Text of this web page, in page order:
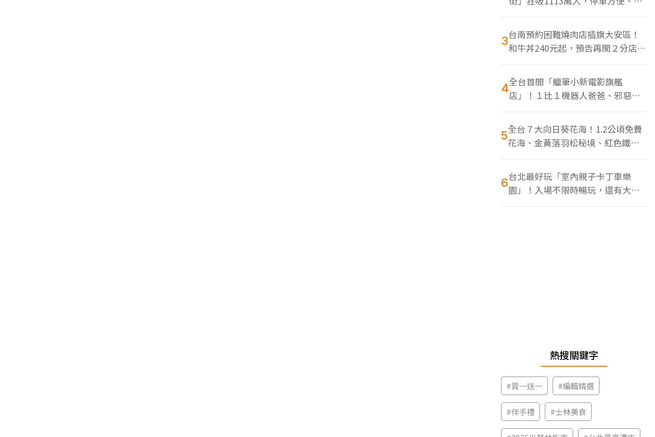
色美食多
3台南預約困難燒肉店插旗大安區！
和牛丼240元起，預告再開２分店、
地點曝光
4全台首間「蠟筆小新電影旗艦
店」！１比１機器人爸爸、邪惡正
男，百款周邊買翻
5全台７大向日葵花海！1.2公頃免費
花海、金黃落羽松秘境、紅色鐵橋
同框
6台北最好玩「室內親子卡丁車樂
園」！入場不限時暢玩，還有大螢
幕Switch遊戲區
熱搜關鍵字
#買一送一 #編輯精選
#伴手禮 #士林美食